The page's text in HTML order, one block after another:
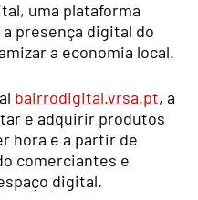
uma plataforma
presença digital do
a economia local.
bairrodigital.vrsa.pt, a
e adquirir produtos
hora e a partir de
comerciantes e
digital.